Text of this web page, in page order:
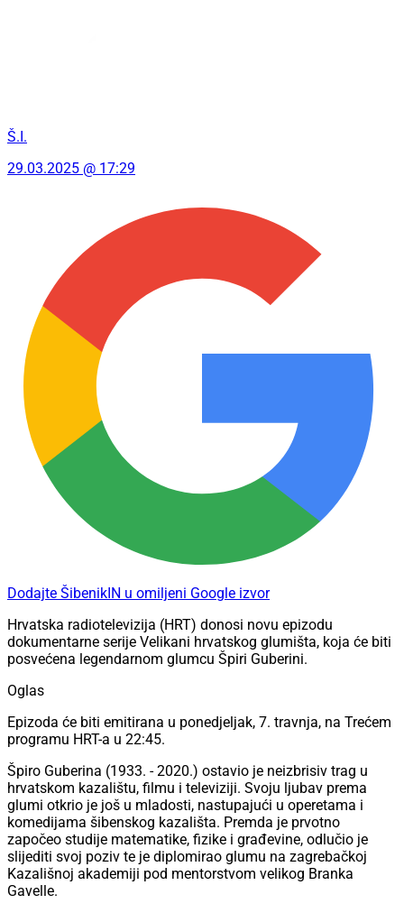
Š.I.
29.03.2025 @ 17:29
Dodajte ŠibenikIN u omiljeni Google izvor
Hrvatska radiotelevizija (HRT) donosi novu epizodu
dokumentarne serije Velikani hrvatskog glumišta, koja će biti
posvećena legendarnom glumcu Špiri Guberini.
Oglas
Epizoda će biti emitirana u ponedjeljak, 7. travnja, na Trećem
programu HRT-a u 22:45.
Špiro Guberina (1933. - 2020.) ostavio je neizbrisiv trag u
hrvatskom kazalištu, filmu i televiziji. Svoju ljubav prema
glumi otkrio je još u mladosti, nastupajući u operetama i
komedijama šibenskog kazališta. Premda je prvotno
započeo studije matematike, fizike i građevine, odlučio je
slijediti svoj poziv te je diplomirao glumu na zagrebačkoj
Kazališnoj akademiji pod mentorstvom velikog Branka
Gavelle.